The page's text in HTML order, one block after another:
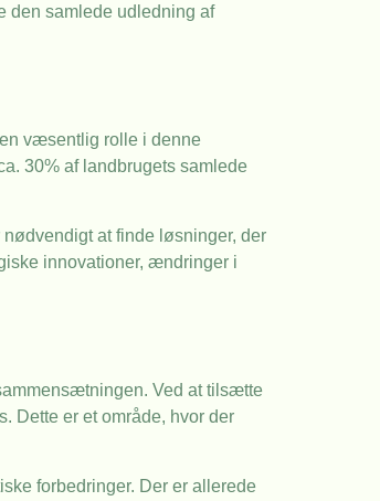
den samlede udledning af
væsentlig rolle i denne
30% af landbrugets samlede
at finde løsninger, der
innovationer, ændringer i
Ved at tilsætte
Dette er et område, hvor der
forbedringer. Der er allerede